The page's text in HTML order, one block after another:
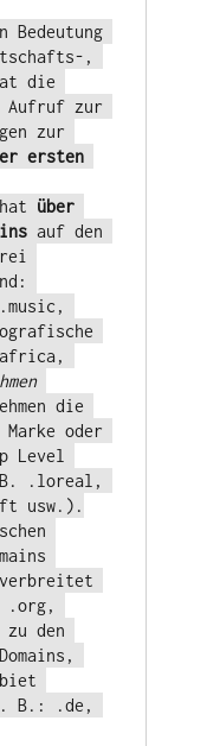
Bedeutung
,
die
Aufruf zur
zur
ersten
über
auf den
die
oder
Level
B. .loreal,
usw.).
.org,
den
B.: .de,